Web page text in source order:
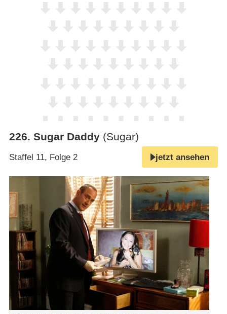
226. Sugar Daddy (Sugar)
Staffel 11, Folge 2 jetzt ansehen